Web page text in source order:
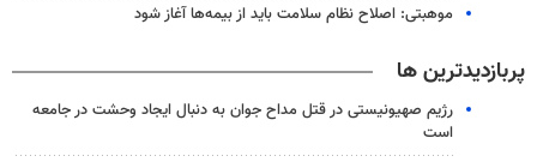
موهبتی: اصلاح نظام سلامت باید از بیمه‌ها آغاز شود
پربازدیدترین ها
رژیم صهیونیستی در قتل مداح جوان به دنبال ایجاد وحشت در جامعه
است